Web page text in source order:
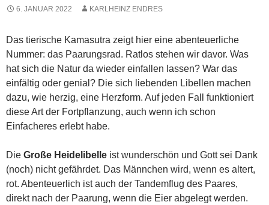
6. JANUAR 2022 KARLHEINZ ENDRES
Das tierische Kamasutra zeigt hier eine abenteuerliche
Nummer: das Paarungsrad. Ratlos stehen wir davor. Was
hat sich die Natur da wieder einfallen lassen? War das
einfältig oder genial? Die sich liebenden Libellen machen
dazu, wie herzig, eine Herzform. Auf jeden Fall funktioniert
diese Art der Fortpflanzung, auch wenn ich schon
Einfacheres erlebt habe.
Die Große Heidelibelle ist wunderschön und Gott sei Dank
(noch) nicht gefährdet. Das Männchen wird, wenn es altert,
rot. Abenteuerlich ist auch der Tandemflug des Paares,
direkt nach der Paarung, wenn die Eier abgelegt werden.